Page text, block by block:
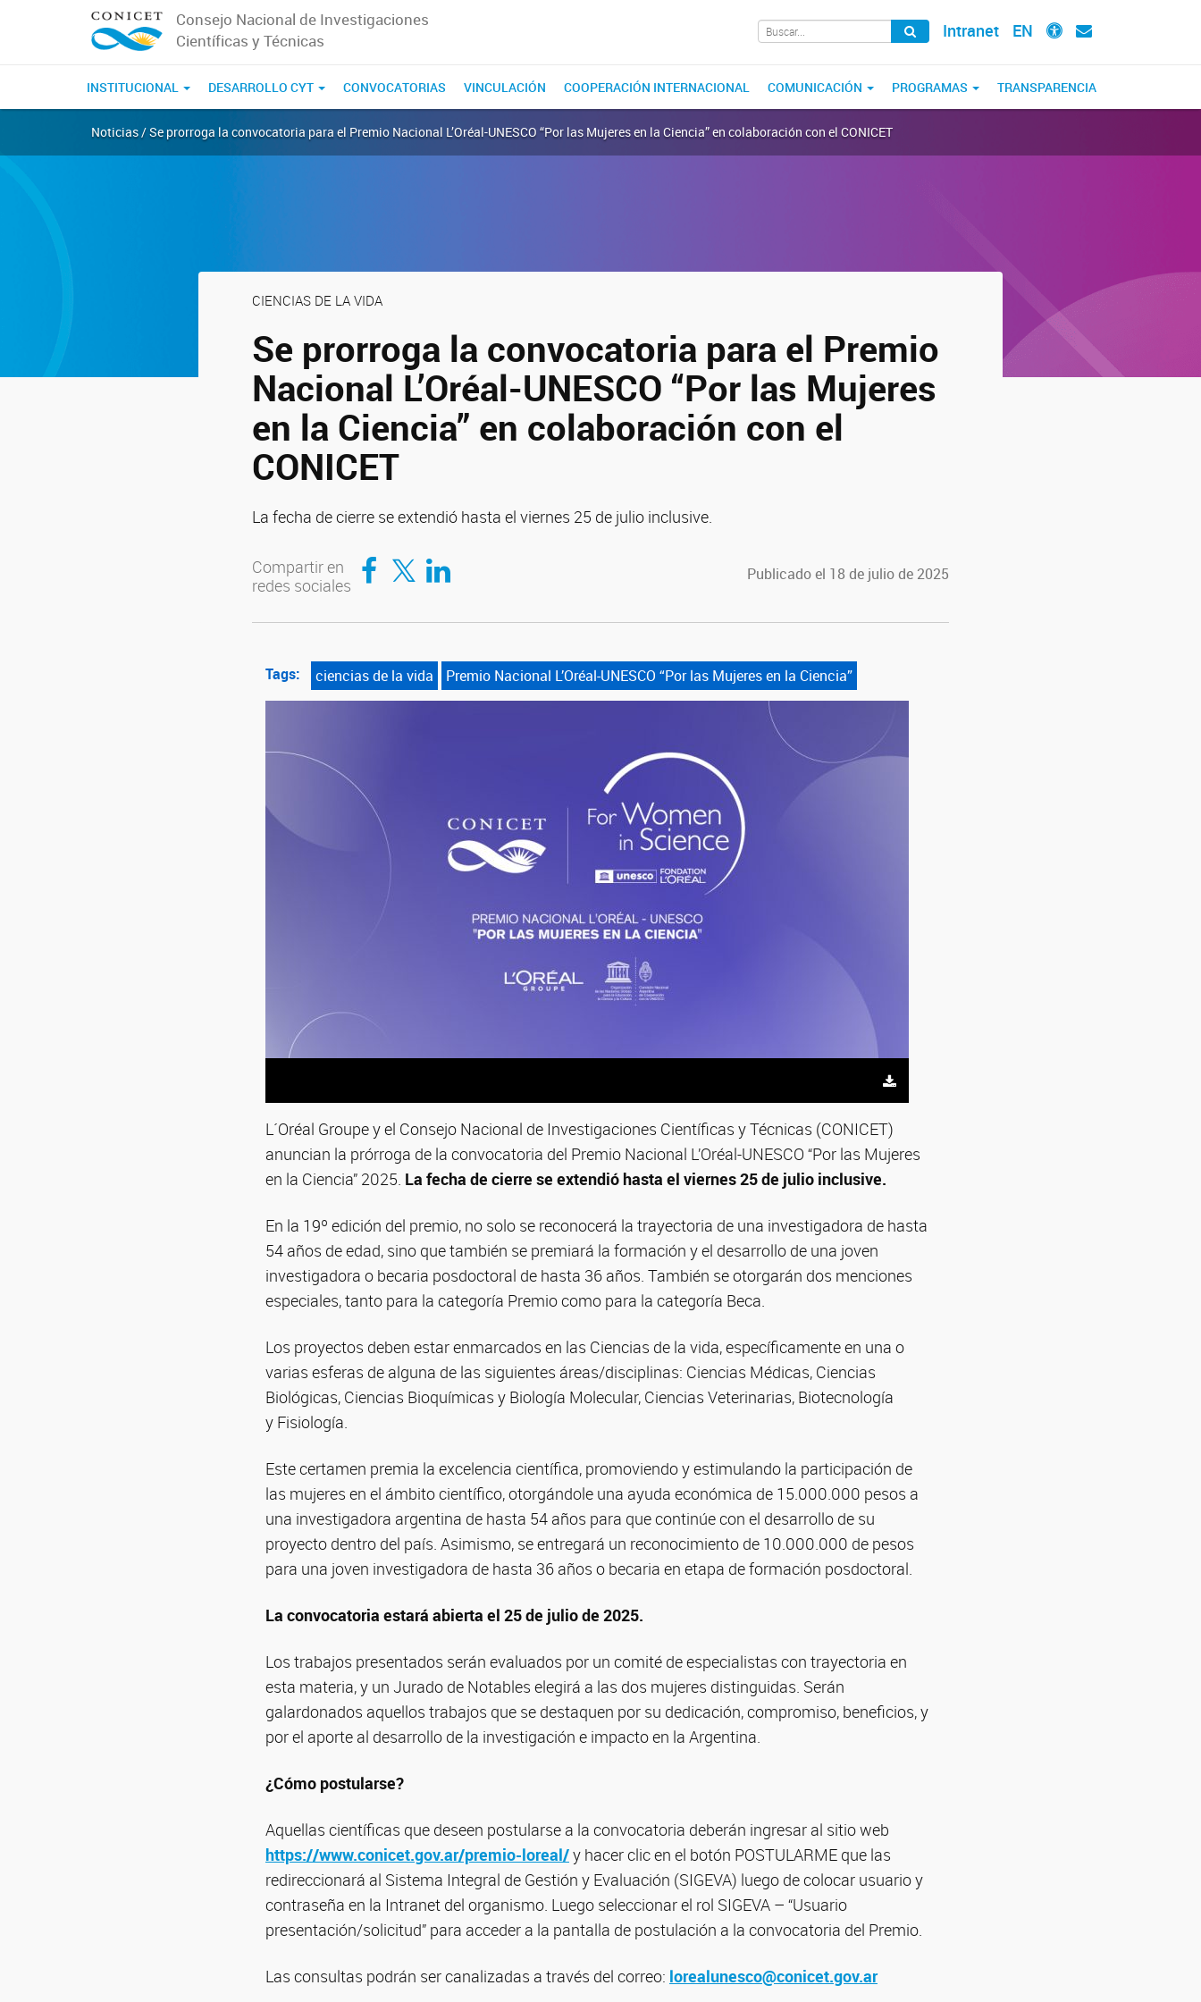
Consejo Nacional de Investigaciones
Científicas y Técnicas
Intranet EN
INSTITUCIONAL DESARROLLO CYT CONVOCATORIAS VINCULACIÓN COOPERACIÓN INTERNACIONAL COMUNICACIÓN PROGRAMAS TRANSPARENCIA
Noticias / Se prorroga la convocatoria para el Premio Nacional L’Oréal-UNESCO “Por las Mujeres en la Ciencia” en colaboración con el CONICET
CIENCIAS DE LA VIDA
Se prorroga la convocatoria para el Premio
Nacional L’Oréal-UNESCO “Por las Mujeres
en la Ciencia” en colaboración con el
CONICET
La fecha de cierre se extendió hasta el viernes 25 de julio inclusive.
Compartir en
redes sociales
Compartir en Facebook
Compartir en TwitterCompartir en LinkedIn Publicado el 18 de julio de 2025
Tags: ciencias de la vida Premio Nacional L’Oréal-UNESCO “Por las Mujeres en la Ciencia”
L´Oréal Groupe y el Consejo Nacional de Investigaciones Científicas y Técnicas (CONICET)
anuncian la prórroga de la convocatoria del Premio Nacional L’Oréal-UNESCO “Por las Mujeres
en la Ciencia” 2025. La fecha de cierre se extendió hasta el viernes 25 de julio inclusive.
En la 19º edición del premio, no solo se reconocerá la trayectoria de una investigadora de hasta
54 años de edad, sino que también se premiará la formación y el desarrollo de una joven
investigadora o becaria posdoctoral de hasta 36 años. También se otorgarán dos menciones
especiales, tanto para la categoría Premio como para la categoría Beca.
Los proyectos deben estar enmarcados en las Ciencias de la vida, específicamente en una o
varias esferas de alguna de las siguientes áreas/disciplinas: Ciencias Médicas, Ciencias
Biológicas, Ciencias Bioquímicas y Biología Molecular, Ciencias Veterinarias, Biotecnología
y Fisiología.
Este certamen premia la excelencia científica, promoviendo y estimulando la participación de
las mujeres en el ámbito científico, otorgándole una ayuda económica de 15.000.000 pesos a
una investigadora argentina de hasta 54 años para que continúe con el desarrollo de su
proyecto dentro del país. Asimismo, se entregará un reconocimiento de 10.000.000 de pesos
para una joven investigadora de hasta 36 años o becaria en etapa de formación posdoctoral.
La convocatoria estará abierta el 25 de julio de 2025.
Los trabajos presentados serán evaluados por un comité de especialistas con trayectoria en
esta materia, y un Jurado de Notables elegirá a las dos mujeres distinguidas. Serán
galardonados aquellos trabajos que se destaquen por su dedicación, compromiso, beneficios, y
por el aporte al desarrollo de la investigación e impacto en la Argentina.
¿Cómo postularse?
Aquellas científicas que deseen postularse a la convocatoria deberán ingresar al sitio web
https://www.conicet.gov.ar/premio-loreal/y hacer clic en el botón POSTULARME que las
redireccionará al Sistema Integral de Gestión y Evaluación (SIGEVA) luego de colocar usuario y
contraseña en la Intranet del organismo. Luego seleccionar el rol SIGEVA – “Usuario
presentación/solicitud” para acceder a la pantalla de postulación a la convocatoria del Premio.
Las consultas podrán ser canalizadas a través del correo: lorealunesco@conicet.gov.ar